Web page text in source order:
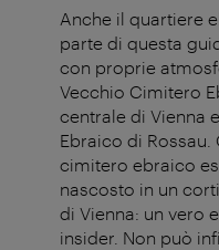
Anche il quartiere
parte di questa
con proprie
Vecchio Cimitero
centrale di Vienna
Ebraico di Rossau.
cimitero ebraico
nascosto in un
di Vienna: un vero
insider. Non può